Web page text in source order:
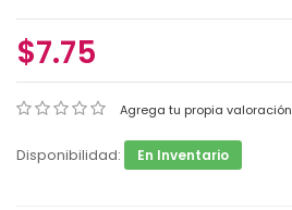
$7.75
Agrega tu propia valoración
Disponibilidad: En Inventario